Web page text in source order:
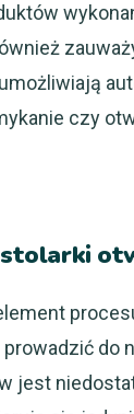
czy
stolarki
do
jest